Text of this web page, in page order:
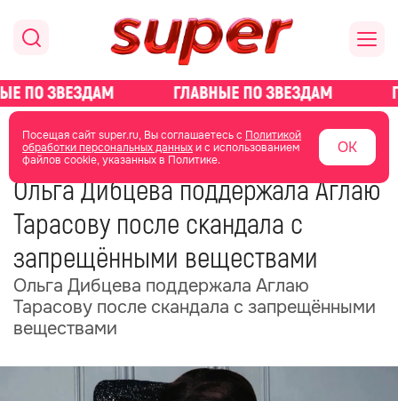
Посещая сайт super.ru, Вы соглашаетесь с Политикой
обработки персональных данныхи с использованием
файлов cookie, указанных в Политике.
ОК
главная новости о звездах новости
09 июня 05:41
Ольга Дибцева поддержала Аглаю
Тарасову после скандала с
запрещёнными веществами
Ольга Дибцева поддержала Аглаю
Тарасову после скандала с запрещёнными
веществами